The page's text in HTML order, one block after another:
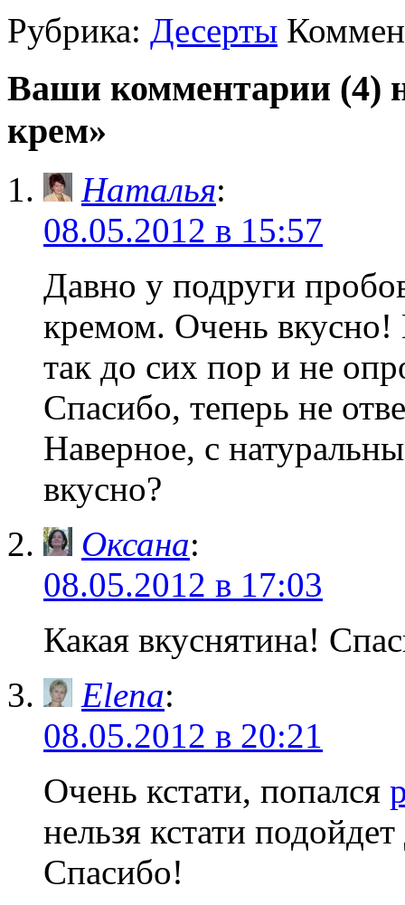
Рубрика: Десерты
Ваши комментарии (4)
крем»
Наталья:
08.05.2012 в 15:57
Давно у подруги
кремом. Очень
так до сих пор и не
Спасибо, теперь не
Наверное, с
вкусно?
Оксана:
08.05.2012 в 17:03
Какая вкуснятина!
Elena:
08.05.2012 в 20:21
Очень кстати, попался
нельзя кстати
Спасибо!